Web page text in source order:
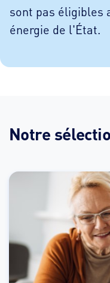
sont pas éligibles
énergie de l'État.
Notre